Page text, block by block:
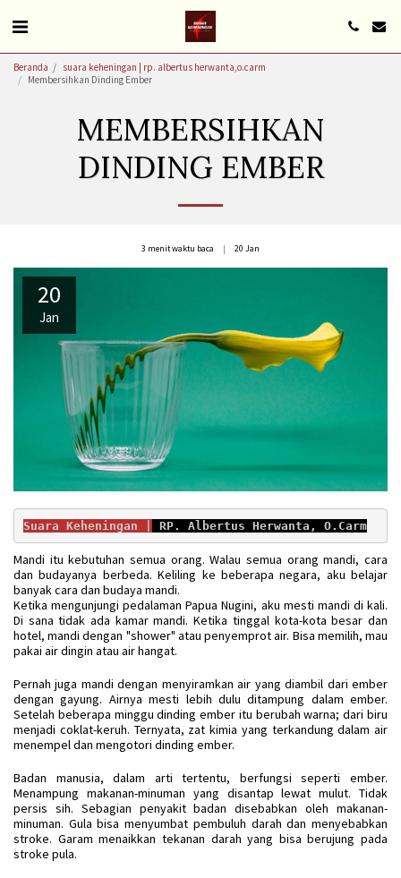
Beranda
suara keheningan | rp. albertus herwanta,o.carm
Membersihkan Dinding Ember
MEMBERSIHKAN
DINDING EMBER
3 menit waktu baca 20 Jan
20
Jan
Suara Keheningan | RP. Albertus Herwanta, O.Carm
Mandi itu kebutuhan semua orang. Walau semua orang mandi, cara
dan budayanya berbeda. Keliling ke beberapa negara, aku belajar
banyak cara dan budaya mandi.
Ketika mengunjungi pedalaman Papua Nugini, aku mesti mandi di kali.
Di sana tidak ada kamar mandi. Ketika tinggal kota-kota besar dan
hotel, mandi dengan "shower" atau penyemprot air. Bisa memilih, mau
pakai air dingin atau air hangat.
Pernah juga mandi dengan menyiramkan air yang diambil dari ember
dengan gayung. Airnya mesti lebih dulu ditampung dalam ember.
Setelah beberapa minggu dinding ember itu berubah warna; dari biru
menjadi coklat-keruh. Ternyata, zat kimia yang terkandung dalam air
menempel dan mengotori dinding ember.
Badan manusia, dalam arti tertentu, berfungsi seperti ember.
Menampung makanan-minuman yang disantap lewat mulut. Tidak
persis sih. Sebagian penyakit badan disebabkan oleh makanan-
minuman. Gula bisa menyumbat pembuluh darah dan menyebabkan
stroke. Garam menaikkan tekanan darah yang bisa berujung pada
stroke pula.